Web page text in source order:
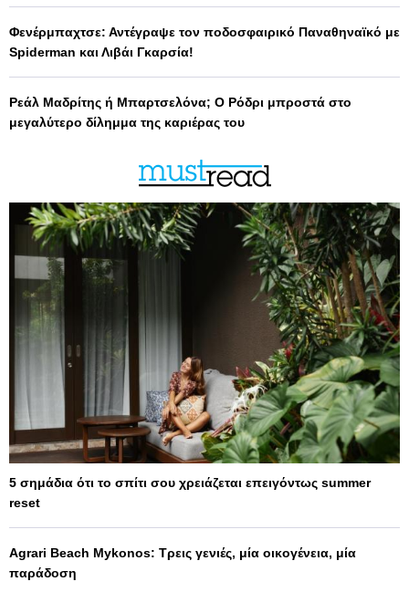
Φενέρμπαχτσε: Αντέγραψε τον ποδοσφαιρικό Παναθηναϊκό με
Spiderman και Λιβάι Γκαρσία!
Ρεάλ Μαδρίτης ή Μπαρτσελόνα; Ο Ρόδρι μπροστά στο
μεγαλύτερο δίλημμα της καριέρας του
5 σημάδια ότι το σπίτι σου χρειάζεται επειγόντως summer
reset
Agrari Beach Mykonos: Τρεις γενιές, μία οικογένεια, μία
παράδοση